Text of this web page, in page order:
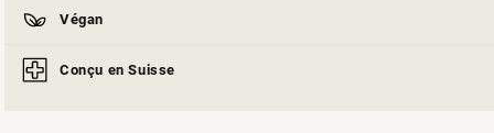
Végan
Conçu en Suisse